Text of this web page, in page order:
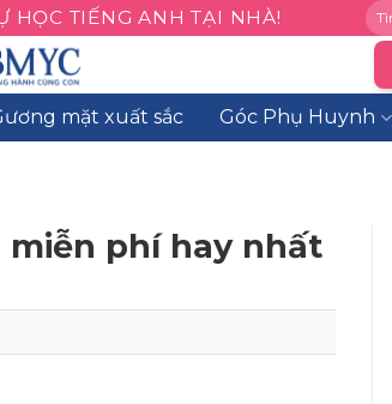
HỌC TIẾNG ANH TẠI NHÀ!
mặt xuất sắc Góc Phụ Huynh
miễn phí hay nhất